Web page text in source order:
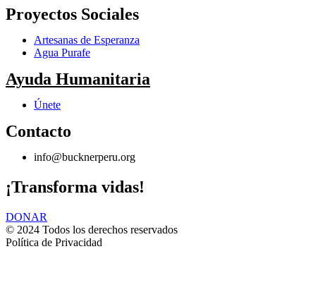
Proyectos Sociales
Artesanas de Esperanza
Agua Purafe
Ayuda Humanitaria
Únete
Contacto
info@bucknerperu.org
¡Transforma vidas!
DONAR
© 2024 Todos los derechos reservados
Política de Privacidad